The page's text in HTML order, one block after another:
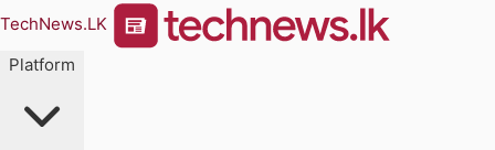
TechNews.LK
Platform